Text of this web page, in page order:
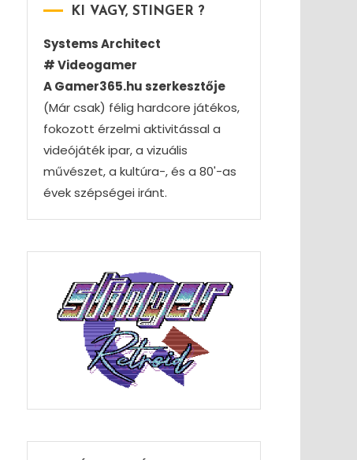
KI VAGY, STINGER ?
Systems Architect
# Videogamer
A Gamer365.hu szerkesztője
(Már csak) félig hardcore játékos,
fokozott érzelmi aktivitással a
videójáték ipar, a vizuális
művészet, a kultúra-, és a 80'-as
évek szépségei iránt.